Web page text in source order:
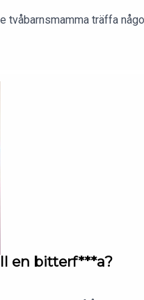
tvåbarnsmamma träffa
en bitterf***a?